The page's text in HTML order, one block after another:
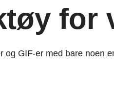
for
og GIF-er med bare noen